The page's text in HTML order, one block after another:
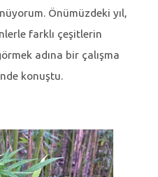
Önümüzdeki yıl,
farklı çeşitlerin
adına bir çalışma
konuştu.